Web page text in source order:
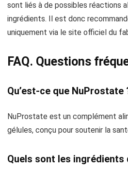
sont liés à de possibles réactions
ingrédients. Il est donc
uniquement via le site officiel du
FAQ. Questions
Qu’est-ce que NuProstate
NuProstate est un complément
gélules, conçu pour soutenir la
Quels sont les ingrédients